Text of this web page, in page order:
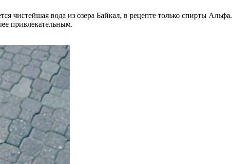
чистейшая вода из озера Байкал, в рецепте только спирты Альфа.
привлекательным.